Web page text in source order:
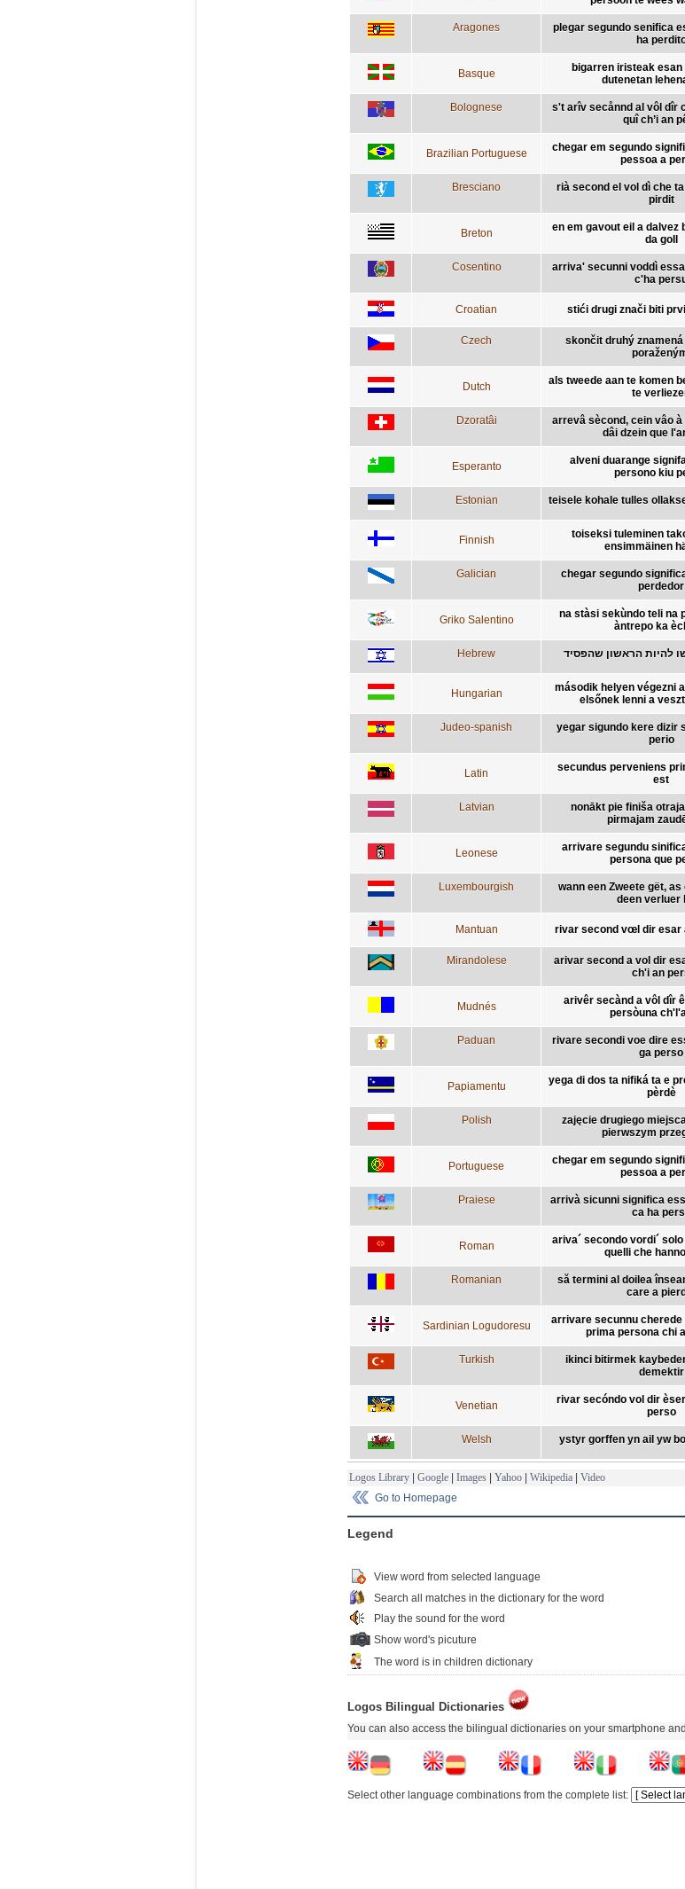
Aragones
plegar segundo senifica
ha
Basque
bigarren iristeak esan
dutenetan
Bolognese
s't arîv secånnd al vôl dîr
quî ch’i an
Brazilian Portuguese
chegar em segundo
pessoa a
Bresciano
rià second el vol dì che
pirdit
Breton
en em gavout eil a dalvez
da goll
Cosentino
arriva' secunni voddì
c'ha
Croatian stići drugi znači biti
Czech
skončit druhý
Dutch
als tweede aan te komen
te
Dzoratâi
arrevâ sècond, cein vâo
dâi dzein que
Esperanto
alveni duarange
persono kiu
Estonian teisele kohale tulles
Finnish
toiseksi tuleminen
ensimmäinen
Galician
chegar segundo
perdedor
Griko Salentino
na stàsi sekùndo teli na
àntrepo ka
Hebrew להיות הראשון שהפסיד
Hungarian
második helyen végezni
elsőnek lenni a
Judeo-spanish
yegar sigundo kere dizir
perio
Latin
secundus perveniens
est
Latvian
nonākt pie finiša
pirmajam
Leonese
arrivare segundu
persona que
Luxembourgish
wann een Zweete gët,
deen verluer
Mantuan rivar second vœl dir esar
Mirandolese
arivar second a vol dir
ch'i an
Mudnés
arivêr secànd a vôl dîr
persòuna
Paduan
rivare secondi voe dire
ga perso
Papiamentu
yega di dos ta nifiká ta e
pèrdè
Polish
zajęcie drugiego
pierwszym
Portuguese
chegar em segundo
pessoa a
Praiese
arrivà sicunni significa
ca ha
Roman
ariva´ secondo vordi´
quelli che
Romanian
să termini al doilea
care a
Sardinian Logudoresu
arrivare secunnu
prima persona chi
Turkish
ikinci bitirmek
demektir
Venetian
rivar secóndo vol dir
perso
Welsh ystyr gorffen yn ail yw
Logos Library | Google | Images | Yahoo | Wikipedia | Video
Go to Homepage
Legend
View word from selected language
Search all matches in the dictionary for the word
Play the sound for the word
Show word's picuture
The word is in children dictionary
Logos Bilingual Dictionaries
You can also access the bilingual dictionaries on your smartphone
Select other language combinations from the complete list: